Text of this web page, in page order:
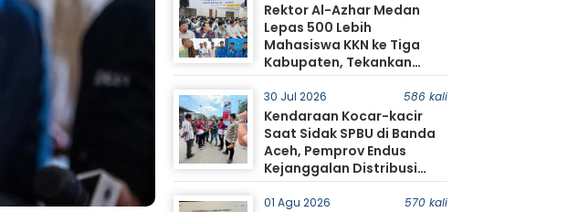
Rektor Al-Azhar Medan
Lepas 500 Lebih
Mahasiswa KKN ke Tiga
Kabupaten, Tekankan
Pengabdian dan
Kolaborasi dengan
Masyarakat
30 Jul 2026 586 kali
Kendaraan Kocar-kacir
Saat Sidak SPBU di Banda
Aceh, Pemprov Endus
Kejanggalan Distribusi
BBM
01 Agu 2026 570 kali